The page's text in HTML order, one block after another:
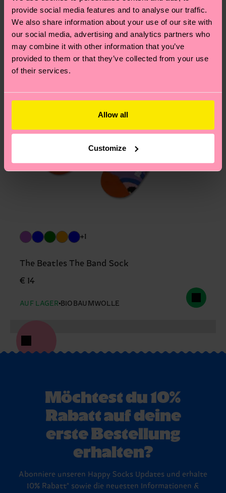
provide social media features and to analyse our traffic.
We also share information about your use of our site with
our social media, advertising and analytics partners who
may combine it with other information that you’ve
provided to them or that they’ve collected from your use
of their services.
Allow all
Customize
Polyamide, 2% Elastane
ARTIKEL 3:86% Organic cotton blend, 12%
Polyamide, 2% Elastane
Du hast Fragen zu einer Retoure? In unserem
Hilfebereich im Artikel Retouren findest du die
am häufigsten gestellten Fragen.
+1
The Beatles The Band Sock
€ 14
AUF LAGER BIOBAUMWOLLE
Möchtest du 10%
Rabatt auf deine
erste Bestellung
erhalten?
Abonniere unseren Happy Socks Updates und erhalte
10% Rabatt* sowie die neuesten Informationen &